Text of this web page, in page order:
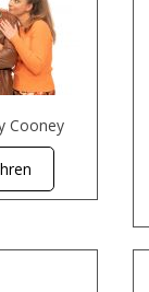
Cooney